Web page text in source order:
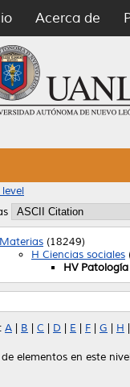
Acerca de
Materias (18249)
H Ciencias sociales
HV
A B C D E F G H
elementos en este